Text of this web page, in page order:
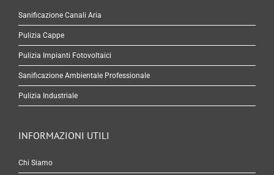
Sanificazione Canali Aria
Pulizia Cappe
Pulizia Impianti Fotovoltaici
Sanificazione Ambientale Professionale
Pulizia Industriale
INFORMAZIONI UTILI
Chi Siamo